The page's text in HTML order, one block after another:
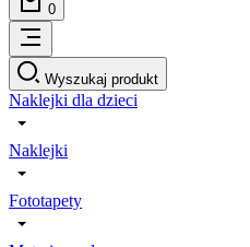
0
Wyszukaj produkt
Naklejki dla dzieci
Naklejki
Fototapety